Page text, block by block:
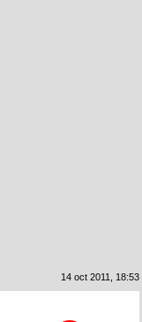
14 oct 2011, 18:53